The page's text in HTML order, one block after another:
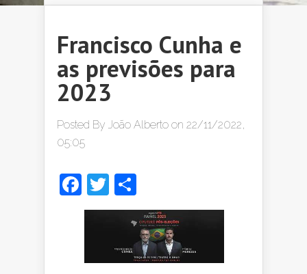
Francisco Cunha e
as previsões para
2023
Posted By João Alberto on 22/11/2022,
05:05
Facebook
Twitter